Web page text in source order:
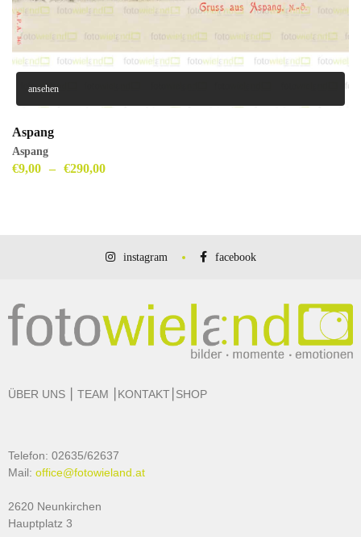
ansehen
Aspang
Aspang
€9,00 – €290,00
instagram facebook
ÜBER UNS TEAM KONTAKT SHOP
Telefon: 02635/62637
Mail: office@fotowieland.at
2620 Neunkirchen
Hauptplatz 3